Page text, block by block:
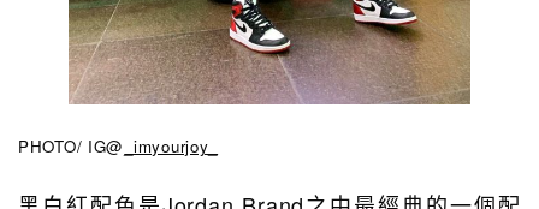
PHOTO/ IG@ _imyourjoy_